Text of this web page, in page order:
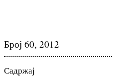
Број 60, 2012
Садржај